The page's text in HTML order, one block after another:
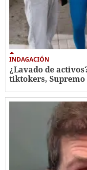
INDAGACIÓN
¿Lavado de
tiktokers, Supremo